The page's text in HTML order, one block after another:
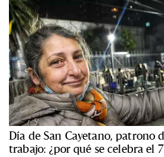
Día de San Cayetano, patrono
trabajo: ¿por qué se celebra el